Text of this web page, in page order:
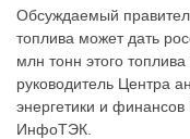
Обсуждаемый
топлива может дать
млн тонн этого
руководитель Центра
энергетики и
ИнфоТЭК.